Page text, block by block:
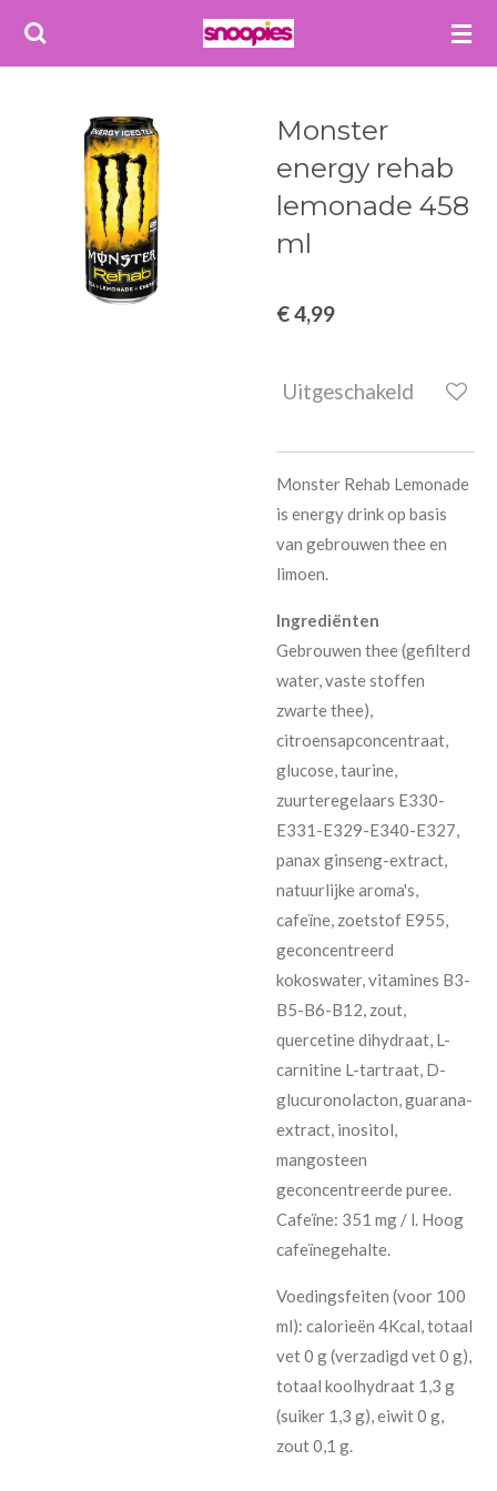
Ga
hoofdinhoud
Monster
energy rehab
lemonade 458
ml
€ 4,99
Uitgeschakeld
Monster Rehab Lemonade
is energy drink op basis
van gebrouwen thee en
limoen.
Ingrediënten
Gebrouwen thee (gefilterd
water, vaste stoffen
zwarte thee),
citroensapconcentraat,
glucose, taurine,
zuurteregelaars E330-
E331-E329-E340-E327,
panax ginseng-extract,
natuurlijke aroma's,
cafeïne, zoetstof E955,
geconcentreerd
kokoswater, vitamines B3-
B5-B6-B12, zout,
quercetine dihydraat, L-
carnitine L-tartraat, D-
glucuronolacton, guarana-
extract, inositol,
mangosteen
geconcentreerde puree.
Cafeïne: 351 mg / l. Hoog
cafeïnegehalte.
Voedingsfeiten (voor 100
ml): calorieën 4Kcal, totaal
vet 0 g (verzadigd vet 0 g),
totaal koolhydraat 1,3 g
(suiker 1,3 g), eiwit 0 g,
zout 0,1 g.